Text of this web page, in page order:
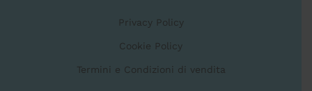
Privacy Policy
Cookie Policy
Termini e Condizioni di vendita